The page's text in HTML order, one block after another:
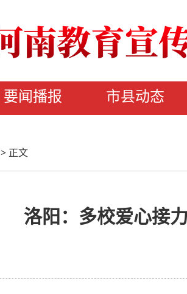
要闻播报 市县动态
> 正文
洛阳：多校爱心接